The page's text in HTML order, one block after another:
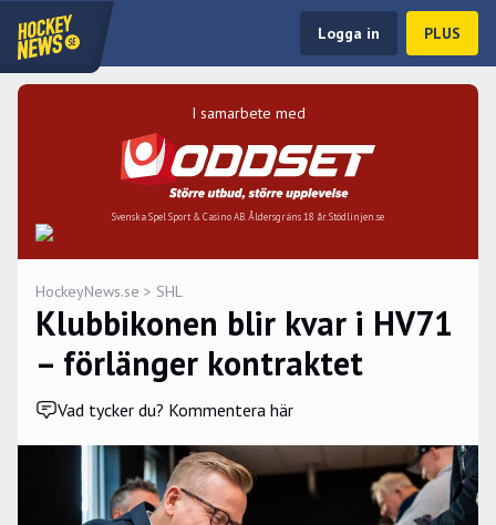
Logga in PLUS
I samarbete med
Svenska Spel Sport & Casino AB. Åldersgräns 18 år. Stödlinjen.se
HockeyNews.se > SHL
Klubbikonen blir kvar i HV71
– förlänger kontraktet
Vad tycker du? Kommentera här